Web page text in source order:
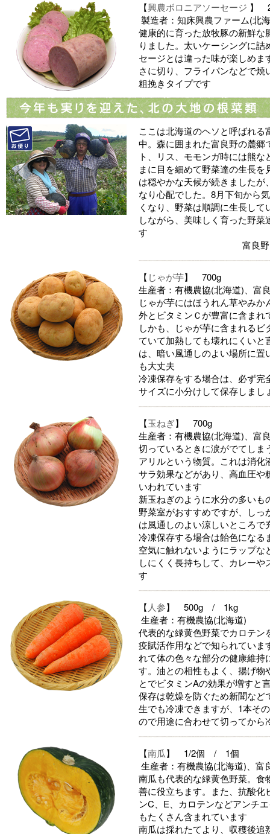
【興農ボロニアソーセージ 】
製造者：知床興農ファーム(北
健康的に育った放牧豚の新鮮
りました。太いケーシングに
セージとは違った味が楽しめ
さに切り、フライパンなどで焼
粗挽きタイプです
ここは北海道のヘソと呼ばれ
中。森に囲まれた富良野の麓
ト、リス、モモンガ時には熊
まに目を細めて野菜達の生長
は穏やかな天候が続きました
なり心配でした。8月下旬から
くなり、野菜は順調に生長し
しながら、美味しく育った野
す
富良
【 じゃが芋】 700g
生産者：有機農協(北海道)、富
じゃが芋にはほうれん草やみ
外とビタミンＣが豊富に含まれ
しかも、じゃが芋に含まれる
ていて加熱しても壊れにくい
は、暗い風通しのよい場所に
も大丈夫
冷凍保存をする場合は、必ず
サイズに小分けして保存しまし
【玉ねぎ】 700g
生産者：有機農協(北海道)、富
切っているときに涙がでてし
アリルという物質。これは消
サラ効果などがあり、高血圧
いわれています
新玉ねぎのように水分の多い
野菜室がおすすめですが、し
は風通しのよい涼しいところで
冷凍保存する場合は飴色にな
空気に触れないようにラップ
しにくく長持ちして、カレー
す
【 人参】 500g / 1kg
生産者：有機農協(北海道)
代表的な緑黄色野菜でカロテ
疫賦活作用などで知られてい
れて体の色々な部分の健康維
す。油との相性もよく、揚げ
とでビタミンAの効果が増すと
保存は乾燥を防ぐため新聞な
生でも冷凍できますが、1本そ
ので用途に合わせて切ってから
【南瓜】 1/2個 / 1個
生産者：有機農協(北海道)、富
南瓜も代表的な緑黄色野菜。
善に役立ちます。また、抗酸
ンC、E、カロテンなどアンチ
もたくさん含まれています
南瓜は採れたてより、収穫後